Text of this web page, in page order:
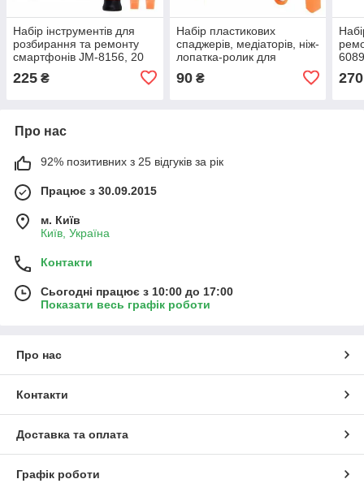
Набір інструментів для
розбирання та ремонту
смартфонів JM-8156, 20
225 ₴
Набір пластикових
спаджерів, медіаторів, ніж-
лопатка-ролик для
відкриття смартфона, JM-
OP15
90₴ 270
Про нас
92% позитивних з 25 відгуків за рік
Працює з 30.09.2015
м. Київ
Київ, Україна
Контакти
Сьогодні працює з 10:00 до 17:00
Показати весь графік роботи
Про нас
Контакти
Доставка та оплата
Графік роботи